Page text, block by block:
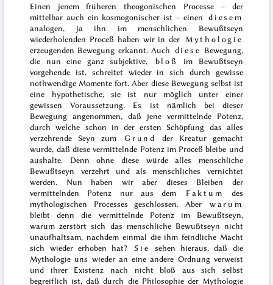
Einen jenem früheren theogonischen Processe – der
mittelbar auch ein kosmogonischer ist – einen
diesem
analogen, ja ihn im menschlichen Bewußtseyn
wiederholenden Proceß haben wir in der
Mythologie
erzeugenden Bewegung erkannt. Auch diese Bewegung,
die nun eine ganz subjektive,
bloß
im Bewußtseyn
vorgehende ist, schreitet wieder in sich durch gewisse
nothwendige Momente fort. Aber diese Bewegung selbst ist
eine hypothetische, sie ist nur möglich unter einer
gewissen Voraussetzung. Es ist nämlich bei dieser
Bewegung angenommen, daß jene vermittelnde Potenz,
durch welche schon in der ersten Schöpfung das alles
verzehrende Seyn zum
Grund
der Kreatur gemacht
wurde, daß diese vermittelnde Potenz im Proceß bleibe und
aushalte. Denn ohne diese würde alles menschliche
Bewußtseyn verzehrt und als menschliches vernichtet
werden. Nun haben wir aber dieses Bleiben der
vermittelnden Potenz nur aus dem
Faktum
des
mythologischen Processes geschlossen. Aber
warum
bleibt denn die vermittelnde Potenz im Bewußtseyn,
warum zerstört sich das menschliche Bewußtseyn nicht
unaufhaltsam, nachdem einmal die ihm feindliche Macht
sich wieder erhoben hat?
Sie
sehen hieraus, daß die
Mythologie uns wieder an eine andere Ordnung verweist
und ihrer Existenz nach nicht bloß aus sich selbst
begreiflich ist, daß durch die Philosophie der Mythologie